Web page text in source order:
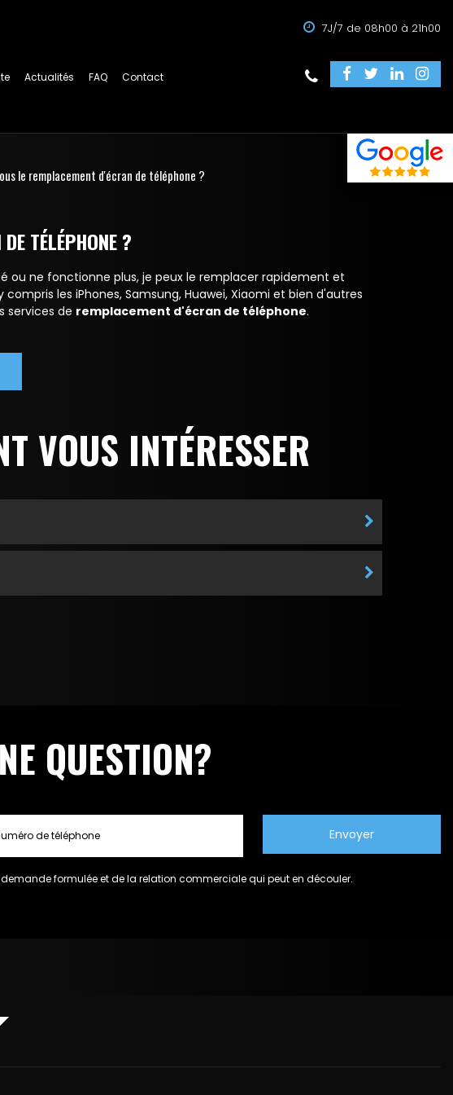
7J/7 de 08h00 à 21h00
Actualités FAQ Contact
le remplacement d'écran de téléphone ?
TÉLÉPHONE ?
ou ne fonctionne plus, je peux le remplacer rapidement et
les iPhones, Samsung, Huawei, Xiaomi et bien d'autres
services de remplacement d'écran de téléphone.
VOUS INTÉRESSER
QUESTION?
formulée et de la relation commerciale qui peut en découler.